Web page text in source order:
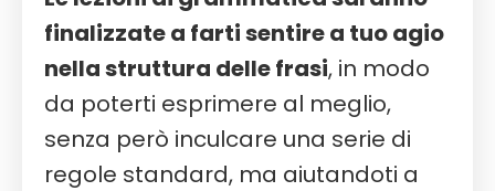
finalizzate a farti sentire a tuo agio
nella struttura delle frasi, in modo
da poterti esprimere al meglio,
senza però inculcare una serie di
regole standard, ma aiutandoti a